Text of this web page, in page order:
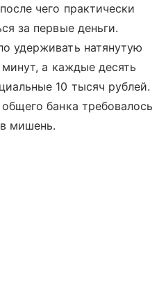
чего практически
за первые деньги.
удерживать натянутую
а каждые десять
10 тысяч рублей.
банка требовалось
мишень.